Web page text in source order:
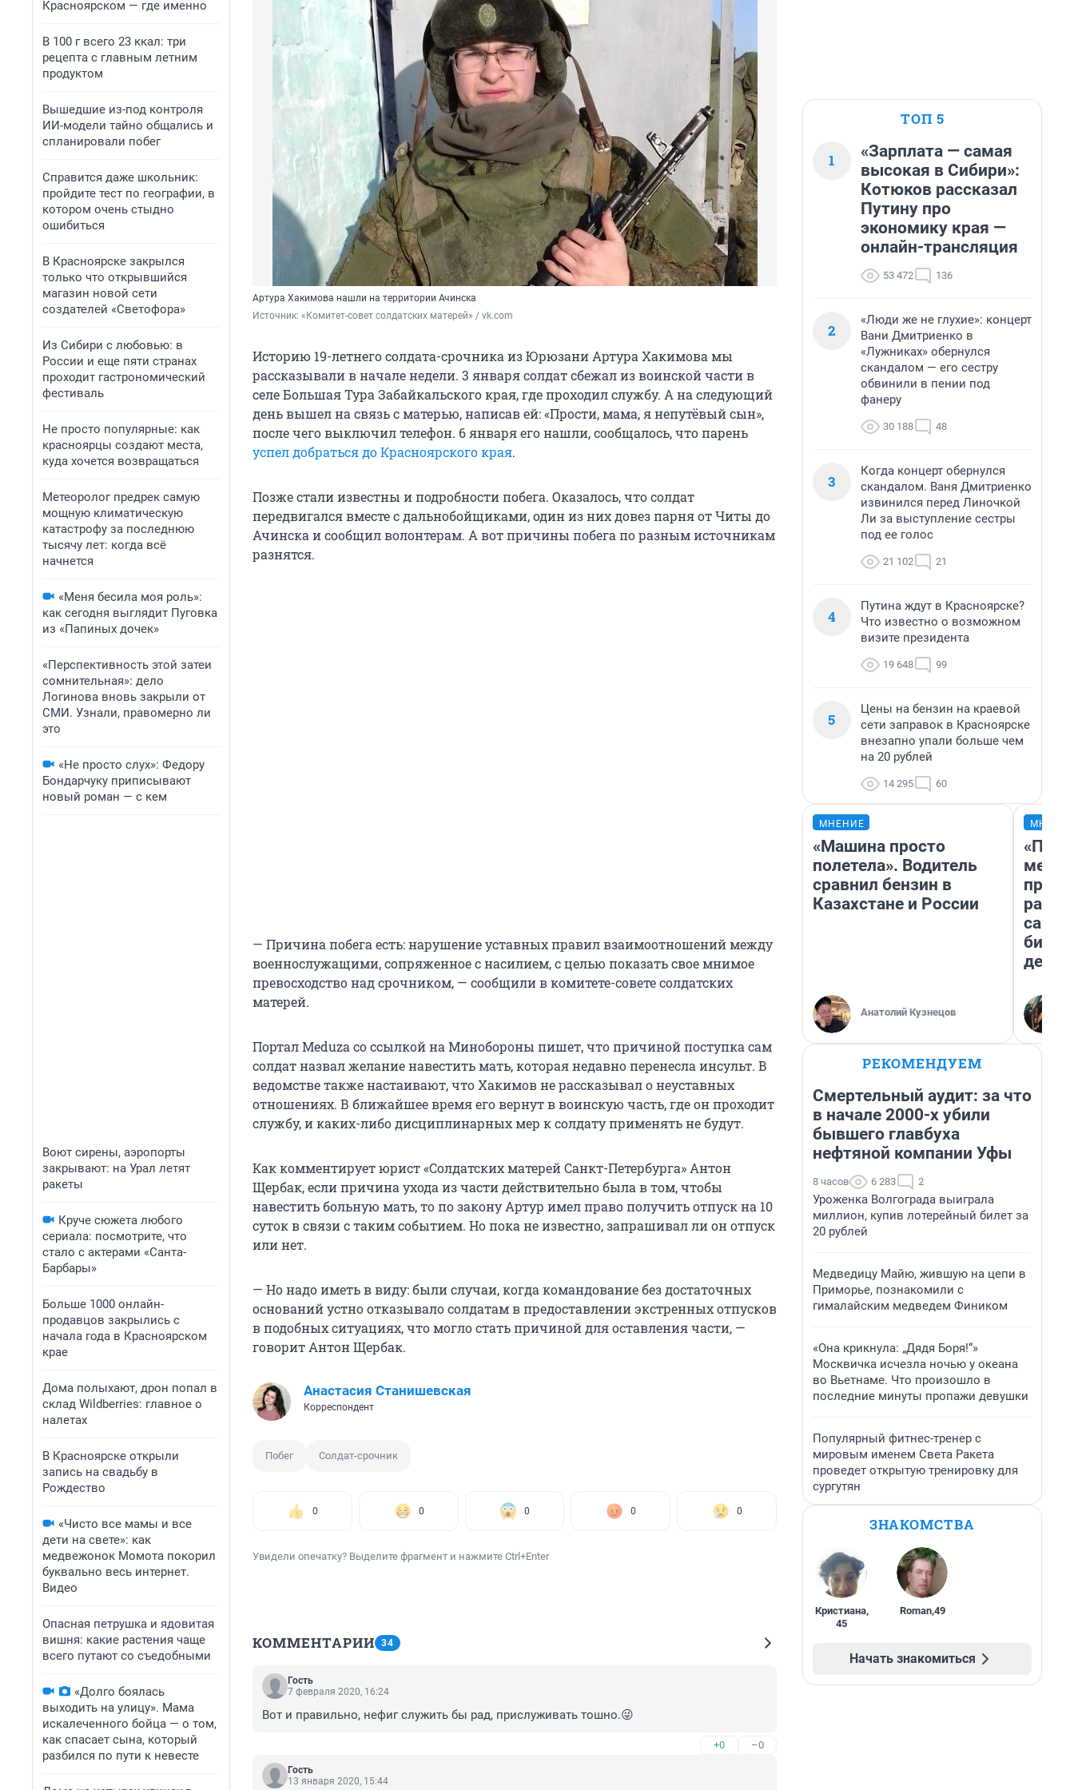
Красноярском — где именно
В 100 г всего 23 ккал: три
рецепта с главным летним
продуктом
Вышедшие из-под контроля
ИИ-модели тайно общались и
спланировали побег
Справится даже школьник:
пройдите тест по географии, в
котором очень стыдно
ошибиться
В Красноярске закрылся
только что открывшийся
магазин новой сети
создателей «Светофора»
Из Сибири с любовью: в
России и еще пяти странах
проходит гастрономический
фестиваль
Не просто популярные: как
красноярцы создают места,
куда хочется возвращаться
Метеоролог предрек самую
мощную климатическую
катастрофу за последнюю
тысячу лет: когда всё
начнется
«Меня бесила моя роль»:
как сегодня выглядит Пуговка
из «Папиных дочек»
«Перспективность этой затеи
сомнительная»: дело
Логинова вновь закрыли от
СМИ. Узнали, правомерно ли
это
«Не просто слух»: Федору
Бондарчуку приписывают
новый роман — с кем
Воют сирены, аэропорты
закрывают: на Урал летят
ракеты
Круче сюжета любого
сериала: посмотрите, что
стало с актерами «Санта-
Барбары»
Больше 1000 онлайн-
продавцов закрылись с
начала года в Красноярском
крае
Дома полыхают, дрон попал в
склад Wildberries: главное о
налетах
В Красноярске открыли
запись на свадьбу в
Рождество
«Чисто все мамы и все
дети на свете»: как
медвежонок Момота покорил
буквально весь интернет.
Видео
Опасная петрушка и ядовитая
вишня: какие растения чаще
всего путают со съедобными
«Долго боялась
выходить на улицу». Мама
искалеченного бойца — о том,
как спасает сына, который
разбился по пути к невесте
Артура Хакимова нашли на территории Ачинска
Источник: «Комитет-совет солдатских матерей» / vk.com
Историю 19-летнего солдата-срочника из Юрюзани Артура Хакимова мы
рассказывали в начале недели. 3 января солдат сбежал из воинской части в
селе Большая Тура Забайкальского края, где проходил службу. А на следующий
день вышел на связь с матерью, написав ей: «Прости, мама, я непутёвый сын»,
после чего выключил телефон. 6 января его нашли, сообщалось, что парень
успел добраться до Красноярского края.
Позже стали известны и подробности побега. Оказалось, что солдат
передвигался вместе с дальнобойщиками, один из них довез парня от Читы до
Ачинска и сообщил волонтерам. А вот причины побега по разным источникам
разнятся.
— Причина побега есть: нарушение уставных правил взаимоотношений между
военнослужащими, сопряженное с насилием, с целью показать свое мнимое
превосходство над срочником, — сообщили в комитете-совете солдатских
матерей.
Портал Meduza со ссылкой на Минобороны пишет, что причиной поступка сам
солдат назвал желание навестить мать, которая недавно перенесла инсульт. В
ведомстве также настаивают, что Хакимов не рассказывал о неуставных
отношениях. В ближайшее время его вернут в воинскую часть, где он проходит
службу, и каких-либо дисциплинарных мер к солдату применять не будут.
Как комментирует юрист «Солдатских матерей Санкт-Петербурга» Антон
Щербак, если причина ухода из части действительно была в том, чтобы
навестить больную мать, то по закону Артур имел право получить отпуск на 10
суток в связи с таким событием. Но пока не известно, запрашивал ли он отпуск
или нет.
— Но надо иметь в виду: были случаи, когда командование без достаточных
оснований устно отказывало солдатам в предоставлении экстренных отпусков
в подобных ситуациях, что могло стать причиной для оставления части, —
говорит Антон Щербак.
Анастасия Станишевская
Корреспондент
Побег Солдат-срочник
0 0 0 0 0
Увидели опечатку? Выделите фрагмент и нажмите Ctrl+Enter
КОММЕНТАРИИ 34
Гость
7 февраля 2020, 16:24
Вот и правильно, нефиг служить бы рад, прислуживать тошно.😜
+0 –0
Гость
13 января 2020, 15:44
ТОП 5
1
«Зарплата — самая
высокая в Сибири»:
Котюков рассказал
Путину про
экономику края —
онлайн-трансляция
53 472 136
2
«Люди же не глухие»: концерт
Вани Дмитриенко в
«Лужниках» обернулся
скандалом — его сестру
обвинили в пении под
фанеру
30 188 48
3
Когда концерт обернулся
скандалом. Ваня Дмитриенко
извинился перед Линочкой
Ли за выступление сестры
под ее голос
21 102 21
4
Путина ждут в Красноярске?
Что известно о возможном
визите президента
19 648 99
5
Цены на бензин на краевой
сети заправок в Красноярске
внезапно упали больше чем
на 20 рублей
14 295 60
МНЕНИЕ
«Машина просто
полетела». Водитель
сравнил бензин в
Казахстане и России
Анатолий Кузнецов
РЕКОМЕНДУЕМ
Смертельный аудит: за что
в начале 2000-х убили
бывшего главбуха
нефтяной компании Уфы
8 часов 6 283 2
Уроженка Волгограда выиграла
миллион, купив лотерейный билет за
20 рублей
Медведицу Майю, жившую на цепи в
Приморье, познакомили с
гималайским медведем Фиником
«Она крикнула: „Дядя Боря!“»
Москвичка исчезла ночью у океана
во Вьетнаме. Что произошло в
последние минуты пропажи девушки
Популярный фитнес-тренер с
мировым именем Света Ракета
проведет открытую тренировку для
сургутян
ЗНАКОМСТВА
Кристиана,
45
Roman,49
Начать знакомиться